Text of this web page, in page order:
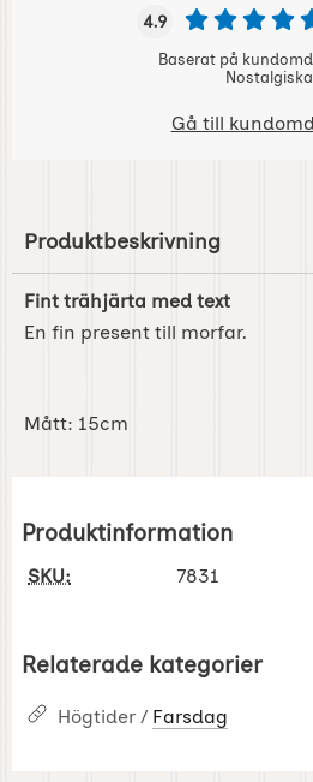
4.9
Baserat på
Nostalgiska
Gå till
Produktbeskrivning
Fint trähjärta med text
En fin present till morfar.
Mått: 15cm
Produktinformation
SKU: 7831
Relaterade kategorier
Högtider / Farsdag